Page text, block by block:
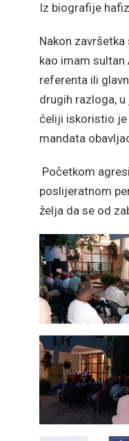
Iz biografije
Nakon
kao imam
referenta ili
drugih razloga,
ćeliji iskoristio je
mandata
Početkom
poslijeratnom
želja da se od